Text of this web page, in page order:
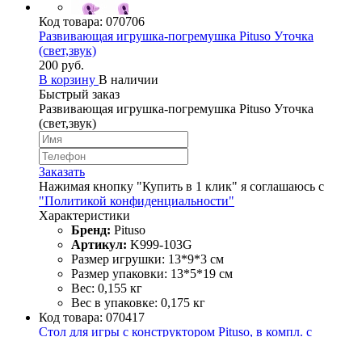
Код товара: 070706
Развивающая игрушка-погремушка Pituso Уточка
(свет,звук)
200 руб.
В корзину В наличии
Быстрый заказ
Развивающая игрушка-погремушка Pituso Уточка
(свет,звук)
Заказать
Нажимая кнопку "Купить в 1 клик" я соглашаюсь с
"Политикой конфиденциальности"
Характеристики
Бренд: Pituso
Артикул: K999-103G
Размер игрушки: 13*9*3 см
Размер упаковки: 13*5*19 см
Вес: 0,155 кг
Вес в упаковке: 0,175 кг
Код товара: 070417
Стол для игры с конструктором Pituso, в компл. с